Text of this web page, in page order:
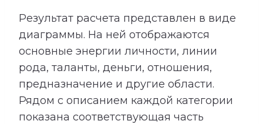
Результат расчета представлен в виде
диаграммы. На ней отображаются
основные энергии личности, линии
рода, таланты, деньги, отношения,
предназначение и другие области.
Рядом с описанием каждой категории
показана соответствующая часть